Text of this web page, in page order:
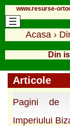
www.resurse-
Acasa ›
Din
Articole
Pagini de
Imperiului